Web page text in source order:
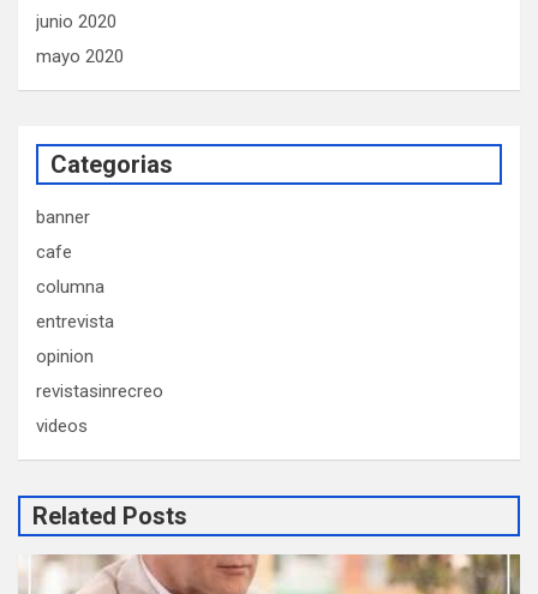
junio 2020
mayo 2020
Categorias
banner
cafe
columna
entrevista
opinion
revistasinrecreo
videos
Related Posts